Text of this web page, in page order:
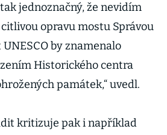
tak jednoznačný, že nevidím
opravu mostu Správou
by znamenalo
Historického centra
památek,“ uvedl.
kritizuje pak i například